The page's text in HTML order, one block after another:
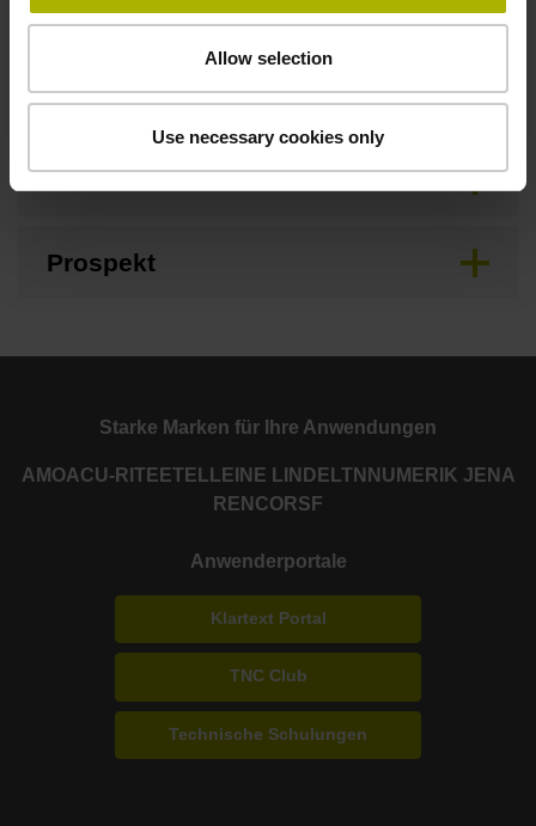
Allow selection
Use necessary cookies only
Betriebsanleitung
Montageanleitung
Produktinformation
Prospekt
Starke Marken für Ihre Anwendungen
AMOACU-RITE ETEL LEINE LINDE LTN NUMERIK JENA
RENCORSF
Anwenderportale
Klartext Portal
TNC Club
Technische Schulungen